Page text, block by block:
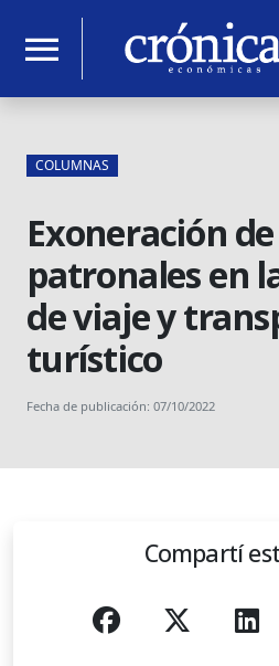
menu
COLUMNAS
Exoneración
patronales en
de viaje y
turístico
Fecha de publicación: 07/10/2022
Compartí